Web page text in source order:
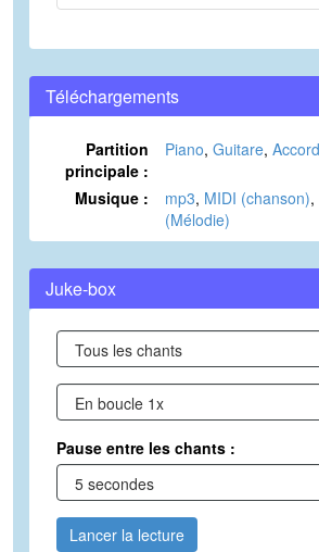
Téléchargements
Partition
principale :
Piano, Guitare,
Musique : mp3, MIDI (chanson),
(Mélodie)
Juke-box
Pause entre les chants :
Lancer la lecture